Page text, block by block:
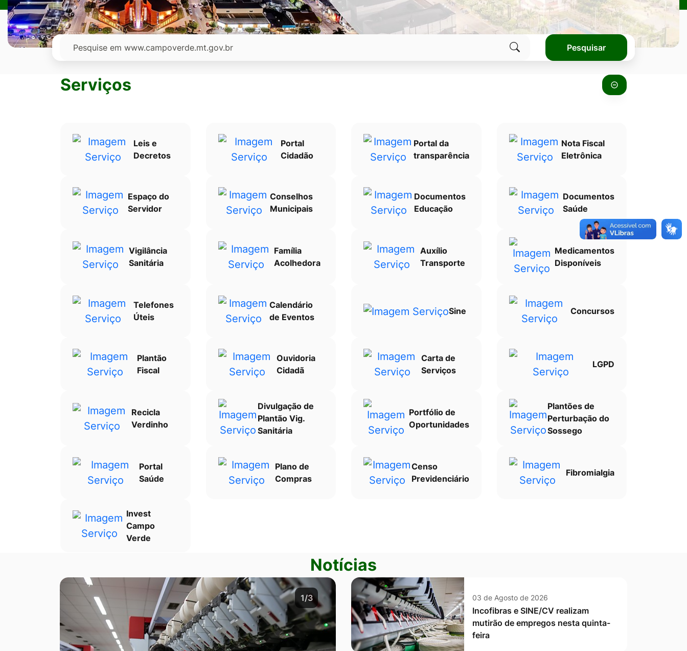
Ir
para
rodapé
Pesquisar
Clique
Pesquisar
Serviços
Leis e
Decretos
Portal
Cidadão
Portal da
transparência
Nota Fiscal
Eletrônica
Espaço do
Servidor
Conselhos
Municipais
Documentos
Educação
Documentos
Saúde
Vigilância
Sanitária
Família
Acolhedora
Auxílio
Transporte
Medicamentos
Disponíveis
Telefones
Úteis
Calendário
de Eventos
Sine Concursos
Plantão
Fiscal
Ouvidoria
Cidadã
Carta de
Serviços
LGPD
Recicla
Verdinho
Divulgação de
Plantão Vig.
Sanitária
Portfólio de
Oportunidades
Plantões de
Perturbação do
Sossego
Portal
Saúde
Plano de
Compras
Censo
Previdenciário
Fibromialgia
Invest
Campo
Verde
Notícias
2/3 03 de Agosto de 2026
Incofibras e SINE/CV realizam
mutirão de empregos nesta quinta-
feira